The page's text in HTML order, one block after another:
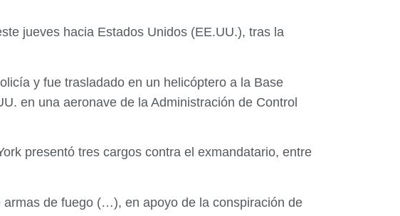
jueves hacia Estados Unidos (EE.UU.), tras la
y fue trasladado en un helicóptero a la Base
en una aeronave de la Administración de Control
presentó tres cargos contra el exmandatario, entre
de fuego (…), en apoyo de la conspiración de